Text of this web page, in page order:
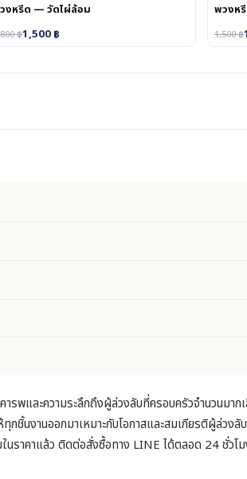
งหรีด — วัดไผ่ล้อม
฿1,500 ฿
พวงห
1,500฿
รพและความระลึกถึงผู้ล่วงลับที่ครอบครัวจำนวนม
กชิ้นงานออกมาเหมาะกับโอกาสและสมเกียรติผู้ล่
ราคาแล้ว ติดต่อสั่งซื้อทาง LINE ได้ตลอด 24 ชั่วโ